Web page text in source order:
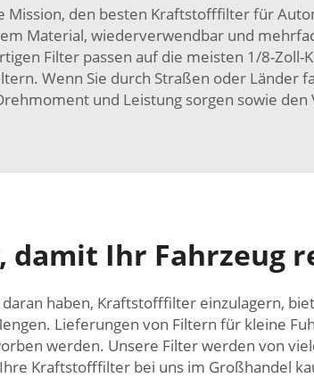
Mission, den besten Kraftstofffilter für
Material, wiederverwendbar und
Filter passen auf die meisten 1/8-
Wenn Sie durch Straßen oder Länder
und Leistung sorgen sowie
damit Ihr Fahrzeug
haben, Kraftstofffilter einzulagern,
Lieferungen von Filtern für kleine
werden. Unsere Filter werden von
Kraftstofffilter bei uns im Großhandel